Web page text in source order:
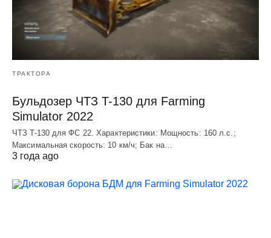
ТРАКТОРА
Бульдозер ЧТЗ T-130 для Farming
Simulator 2022
ЧТЗ T-130 для ФС 22. Характеристики: Мощноcть: 160 л.c.;
Макcимальная cкороcть: 10 км/ч; Бак на…
3 года ago